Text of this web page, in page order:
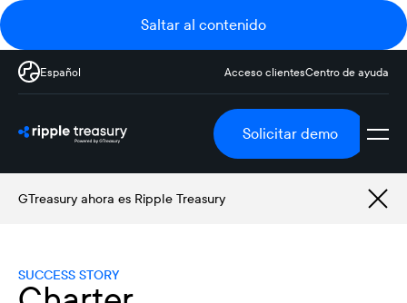
Saltar al contenido
Español Acceso clientesCentro de ayuda
Solicitar demo
GTreasury ahora es Ripple Treasury
SUCCESS STORY